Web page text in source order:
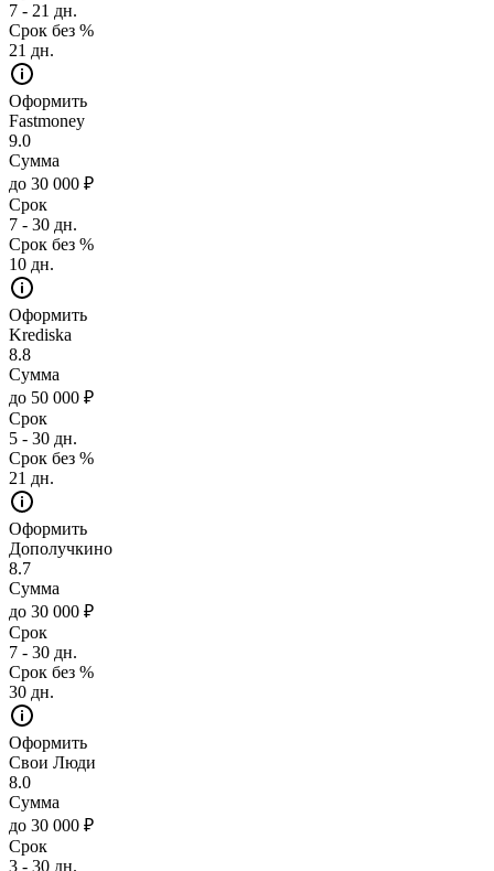
7 - 21 дн.
Срок без %
21 дн.
Оформить
Fastmoney
9.0
Сумма
до 30 000 ₽
Срок
7 - 30 дн.
Срок без %
10 дн.
Оформить
Krediska
8.8
Сумма
до 50 000 ₽
Срок
5 - 30 дн.
Срок без %
21 дн.
Оформить
Дополучкино
8.7
Сумма
до 30 000 ₽
Срок
7 - 30 дн.
Срок без %
30 дн.
Оформить
Свои Люди
8.0
Сумма
до 30 000 ₽
Срок
3 - 30 дн.